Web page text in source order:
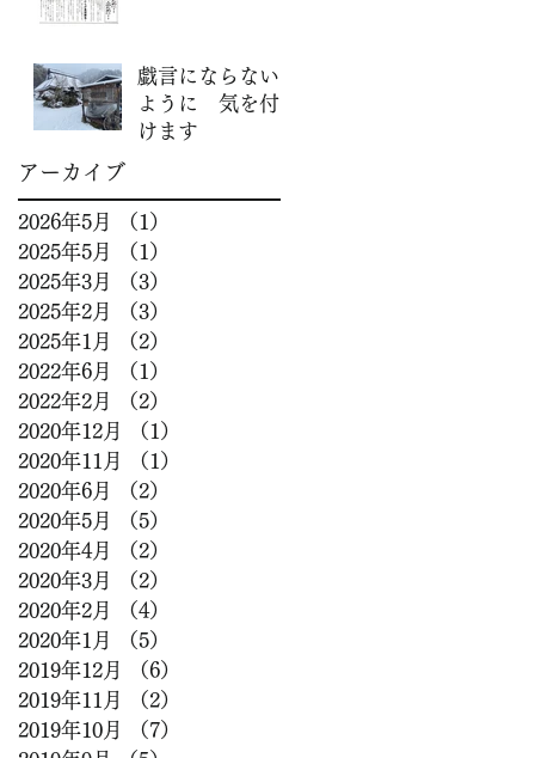
戯言にならない
ように 気を付
けます
アーカイブ
2026年5月 （1）
2025年5月
（1）
2025年3月
（3）
2025年2月
（3）
2025年1月
（2）
2022年6月
（1）
2022年2月
（2）
2020年12月
（1）
2020年11月
（1）
2020年6月
（2）
2020年5月
（5）
2020年4月
（2）
2020年3月
（2）
2020年2月
（4）
2020年1月
（5）
2019年12月
（6）
2019年11月
（2）
2019年10月
（7）